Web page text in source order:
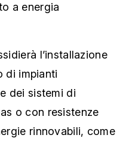
a energia
l’installazione
di impianti
dei sistemi di
o con resistenze
rinnovabili, come